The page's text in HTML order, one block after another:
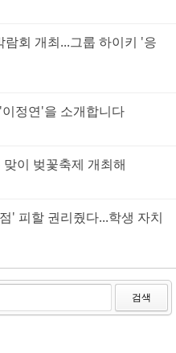
회 개최...그룹 하이키 '응
정연'을 소개합니다
이 벚꽃축제 개최해
' 피할 권리줬다...학생 자치
검색